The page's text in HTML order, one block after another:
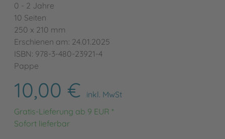
0 - 2 Jahre
10 Seiten
250 x 210 mm
Erschienen am: 24.01.2025
ISBN: 978-3-480-23921-4
Pappe
10,00 €
inkl. MwSt
Gratis-Lieferung ab 9 EUR *
Sofort lieferbar